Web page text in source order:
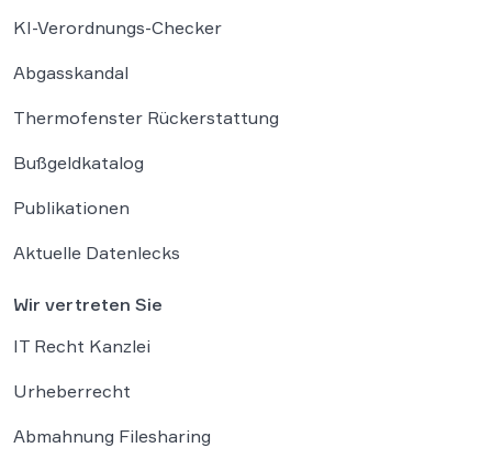
KI-Verordnungs-Checker
Abgasskandal
Thermofenster Rückerstattung
Bußgeldkatalog
Publikationen
Aktuelle Datenlecks
Wir vertreten Sie
IT Recht Kanzlei
Urheberrecht
Abmahnung Filesharing